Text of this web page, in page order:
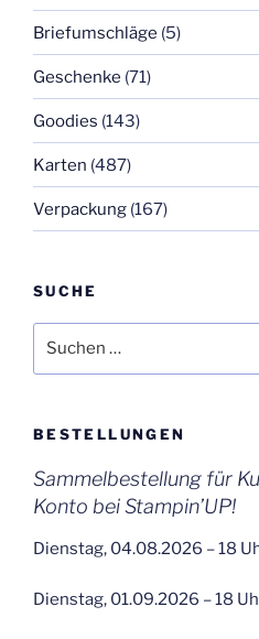
Briefumschläge (5)
Geschenke (71)
Goodies (143)
Karten (487)
Verpackung (167)
SUCHE
nach:
BESTELLUNGEN
Sammelbestellung für
Konto bei Stampin’UP!
Dienstag, 04.08.2026 – 18
Dienstag, 01.09.2026 – 18